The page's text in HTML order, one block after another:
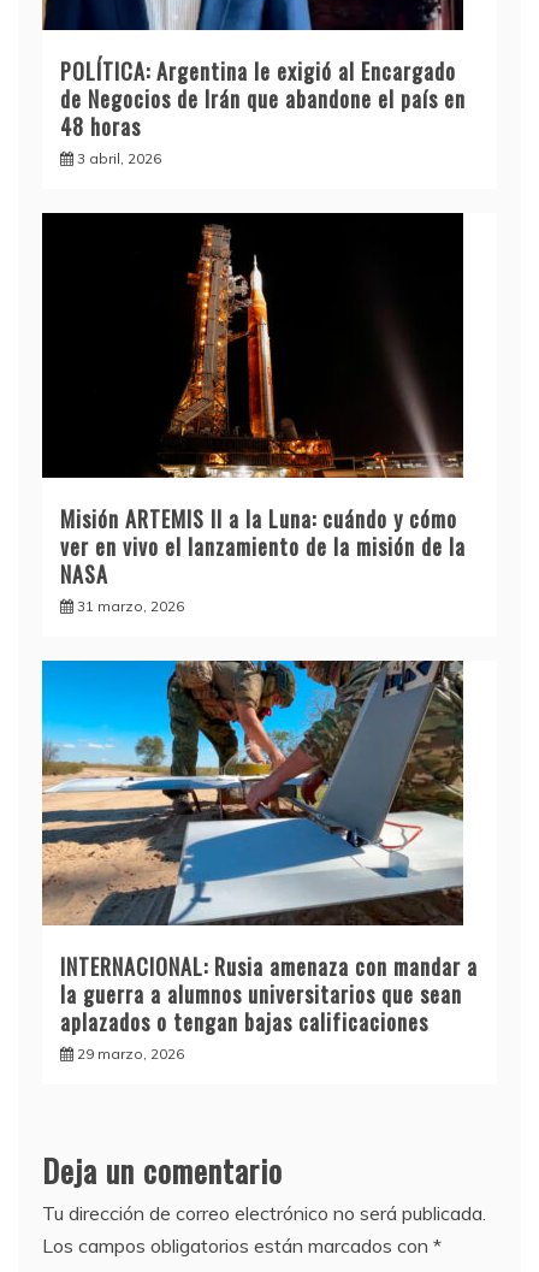
POLÍTICA: Argentina le exigió al Encargado
de Negocios de Irán que abandone el país en
48 horas
3 abril, 2026
Misión ARTEMIS II a la Luna: cuándo y cómo
ver en vivo el lanzamiento de la misión de la
NASA
31 marzo, 2026
INTERNACIONAL: Rusia amenaza con mandar a
la guerra a alumnos universitarios que sean
aplazados o tengan bajas calificaciones
29 marzo, 2026
Deja un comentario
Tu dirección de correo electrónico no será publicada.
Los campos obligatorios están marcados con *